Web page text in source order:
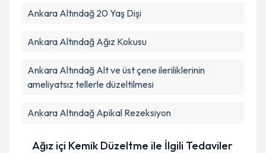
Ankara Altındağ 20 Yaş Dişi
Ankara Altındağ Ağız Kokusu
Ankara Altındağ Alt ve üst çene ileriliklerinin
ameliyatsız tellerle düzeltilmesi
Ankara Altındağ Apikal Rezeksiyon
Ağız içi Kemik Düzeltme ile İlgili Tedaviler